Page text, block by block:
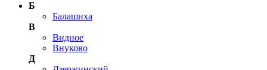
Б
Балашиха
В
Видное
Внуково
Д